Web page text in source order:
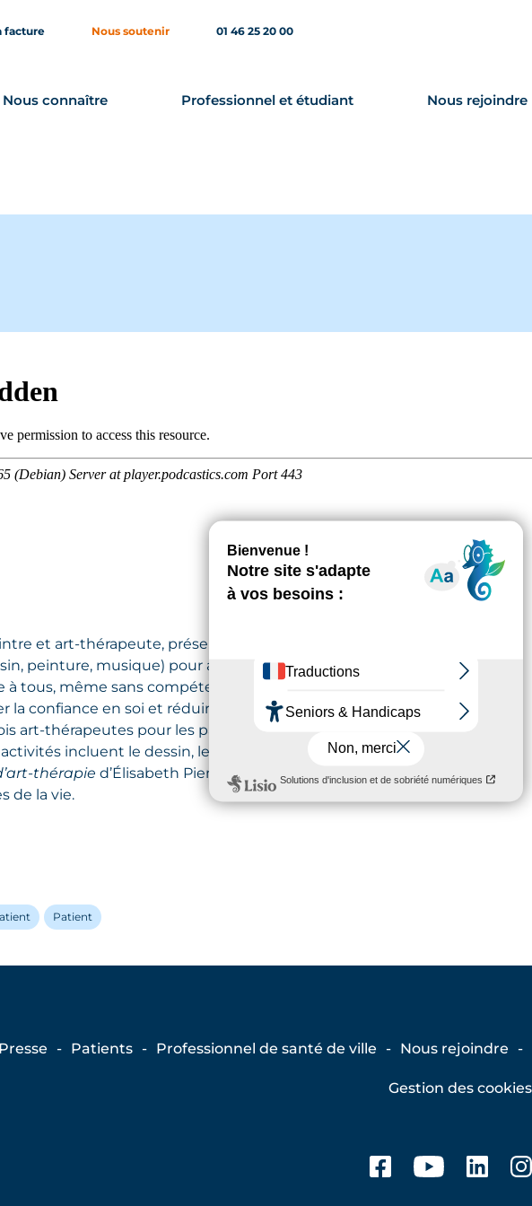
facture Nous soutenir 01 46 25 20 00
Nous connaître Professionnel et étudiant Nous rejoindre
et art-thérapeute, présente l’art-thérapie, une
peinture, musique) pour améliorer le bien-être
tous, même sans compétences artistiques, cette
la confiance en soi et réduire le stress.
art-thérapeutes pour les patients, en individuel ou
incluent le dessin, le collage, la mosaïque, le
thérapie d’Élisabeth Piemont-Sagné propose un
de la vie.
Patient
Presse Patients Professionnel de santé de ville Nous rejoindre
Gestion des cookies
Facebook